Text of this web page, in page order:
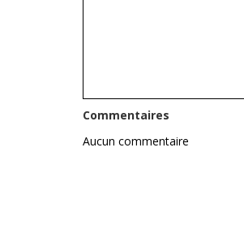
Commentaires
Aucun commentaire